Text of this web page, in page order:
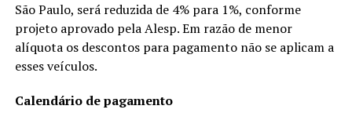
São Paulo, será reduzida de 4% para 1%, conforme
projeto aprovado pela Alesp. Em razão de menor
alíquota os descontos para pagamento não se aplicam a
esses veículos.
Calendário de pagamento